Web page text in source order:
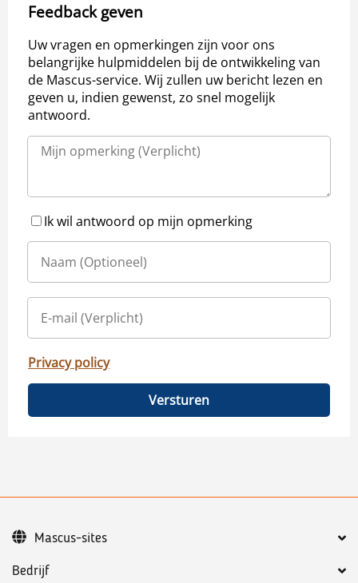
Feedback geven
Uw vragen en opmerkingen zijn voor ons
belangrijke hulpmiddelen bij de ontwikkeling van
de Mascus-service. Wij zullen uw bericht lezen en
geven u, indien gewenst, zo snel mogelijk
antwoord.
Ik wil antwoord op mijn opmerking
Privacy policy
Versturen
Bedrijf
Mascus-sites